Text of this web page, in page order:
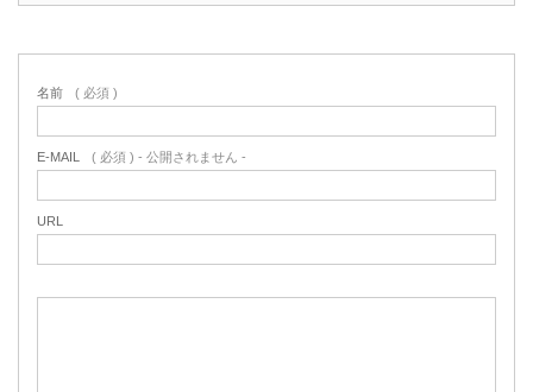
名前 ( 必須 )
E-MAIL ( 必須 ) - 公開されません -
URL